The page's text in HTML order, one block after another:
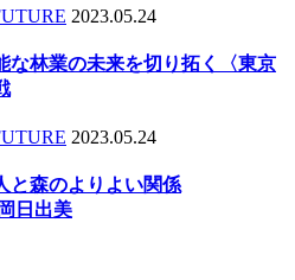
2023.05.24
な林業の未来を切り拓く〈東京
2023.05.24
と森のよりよい関係
日出美